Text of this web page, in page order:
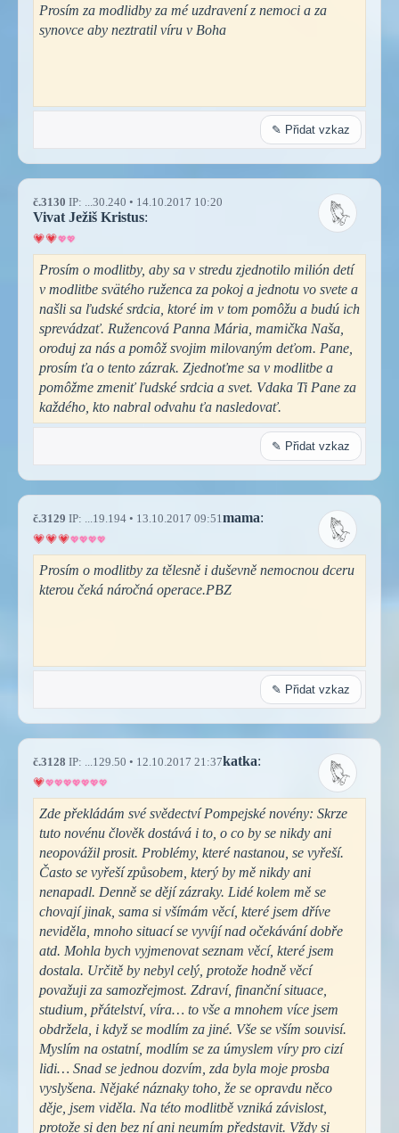
Prosím za modlidby za mé uzdravení z nemoci a za
synovce aby neztratil víru v Boha
✎ Přidat vzkaz
č.3130 IP: ...30.240 • 14.10.2017 10:20
Vivat Ježiš Kristus:
Prosím o modlitby, aby sa v stredu zjednotilo milión detí
v modlitbe svätého ruženca za pokoj a jednotu vo svete a
našli sa ľudské srdcia, ktoré im v tom pomôžu a budú ich
sprevádzať. Ružencová Panna Mária, mamička Naša,
oroduj za nás a pomôž svojim milovaným deťom. Pane,
prosím ťa o tento zázrak. Zjednoťme sa v modlitbe a
pomôžme zmeniť ľudské srdcia a svet. Vdaka Ti Pane za
každého, kto nabral odvahu ťa nasledovať.
✎ Přidat vzkaz
č.3129 IP: ...19.194 • 13.10.2017 09:51 mama:
Prosím o modlitby za tělesně i duševně nemocnou dceru
kterou čeká náročná operace.PBZ
✎ Přidat vzkaz
č.3128 IP: ...129.50 • 12.10.2017 21:37katka:
Zde překládám své svědectví Pompejské novény: Skrze
tuto novénu člověk dostává i to, o co by se nikdy ani
neopovážil prosit. Problémy, které nastanou, se vyřeší.
Často se vyřeší způsobem, který by mě nikdy ani
nenapadl. Denně se dějí zázraky. Lidé kolem mě se
chovají jinak, sama si všímám věcí, které jsem dříve
neviděla, mnoho situací se vyvíjí nad očekávání dobře
atd. Mohla bych vyjmenovat seznam věcí, které jsem
dostala. Určitě by nebyl celý, protože hodně věcí
považuji za samozřejmost. Zdraví, finanční situace,
studium, přátelství, víra… to vše a mnohem více jsem
obdržela, i když se modlím za jiné. Vše se vším souvisí.
Myslím na ostatní, modlím se za úmyslem víry pro cizí
lidi… Snad se jednou dozvím, zda byla moje prosba
vyslyšena. Nějaké náznaky toho, že se opravdu něco
děje, jsem viděla. Na této modlitbě vzniká závislost,
protože si den bez ní ani neumím představit. Vždy si